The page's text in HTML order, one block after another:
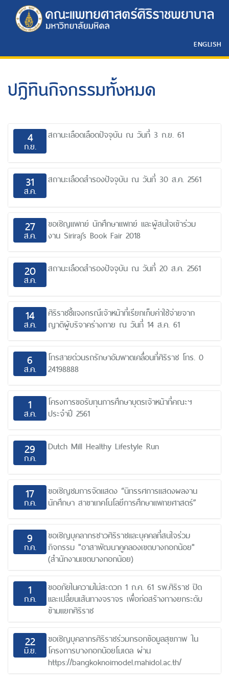
ENGLISH
ปฎิทินกิจกรรมทั้งหมด
4
ก.ย.
สถานะเลือดเลือดปัจจุบัน ณ วันที่ 3 ก.ย. 61
31
ส.ค.
สถานะเลือดสำรองปัจจุบัน ณ วันที่ 30 ส.ค. 2561
27
ส.ค.
ขอเชิญแพทย์ นักศึกษาแพทย์ และผู้สนใจเข้าร่วม
งาน Siriraj’s Book Fair 2018
20
ส.ค.
สถานะเลือดสำรองปัจจุบัน ณ วันที่ 20 ส.ค. 2561
14
ส.ค.
ศิริราชชี้แจงกรณีเจ้าหน้าที่เรียกเก็บค่าใช้จ่ายจาก
ญาติผู้บริจาคร่างกาย ณ วันที่ 14 ส.ค. 61
6
ส.ค.
โทรสายด่วนรถรักษาอัมพาตเคลื่อนที่ศิริราช โทร. 0
24198888
1
ส.ค.
โครงการขอรับทุนการศึกษาบุตรเจ้าหน้าที่คณะฯ
ประจำปี 2561
29
ก.ค.
Dutch Mill Healthy Lifestyle Run
17
ก.ค.
ขอเชิญชมการจัดแสดง “นิทรรศการแสดงผลงาน
นักศึกษา สาขาเทคโนโลยีการศึกษาแพทยศาสตร์”
9
ก.ค.
ขอเชิญบุคลากรชาวศิริราชและบุคคลที่สนใจร่วม
กิจกรรม "อาสาพัฒนาคูคลองเขตบางกอกน้อย"
(สำนักงานเขตบางกอกน้อย)
1
ก.ค.
ขออภัยในความไม่สะดวก 1 ก.ค. 61 รพ.ศิริราช ปิด
และเปลี่ยนเส้นทางจราจร เพื่อก่อสร้างทางยกระดับ
ข้ามแยกศิริราช
22
มิ.ย.
ขอเชิญบุคลากรศิริราชร่วมกรอกข้อมูลสุขภาพ ใน
โครงการบางกอกน้อยโมเดล ผ่าน
https://bangkoknoimodel.mahidol.ac.th/